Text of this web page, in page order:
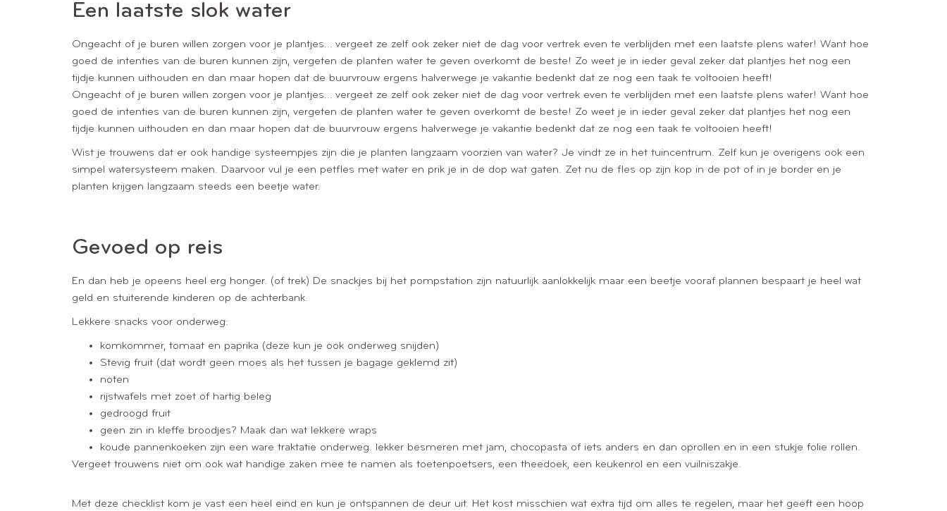
Een laatste slok water
Ongeacht of je buren willen zorgen voor je plantjes… vergeet ze zelf ook zeker niet de dag voor vertrek even te verblijden met een laatste plens water! Want hoe
goed de intenties van de buren kunnen zijn, vergeten de planten water te geven overkomt de beste! Zo weet je in ieder geval zeker dat plantjes het nog een
tijdje kunnen uithouden en dan maar hopen dat de buurvrouw ergens halverwege je vakantie bedenkt dat ze nog een taak te voltooien heeft!
Ongeacht of je buren willen zorgen voor je plantjes… vergeet ze zelf ook zeker niet de dag voor vertrek even te verblijden met een laatste plens water! Want hoe
goed de intenties van de buren kunnen zijn, vergeten de planten water te geven overkomt de beste! Zo weet je in ieder geval zeker dat plantjes het nog een
tijdje kunnen uithouden en dan maar hopen dat de buurvrouw ergens halverwege je vakantie bedenkt dat ze nog een taak te voltooien heeft!
Wist je trouwens dat er ook handige systeempjes zijn die je planten langzaam voorzien van water? Je vindt ze in het tuincentrum. Zelf kun je overigens ook een
simpel watersysteem maken. Daarvoor vul je een petfles met water en prik je in de dop wat gaten. Zet nu de fles op zijn kop in de pot of in je border en je
planten krijgen langzaam steeds een beetje water.
Gevoed op reis
En dan heb je opeens heel erg honger. (of trek) De snackjes bij het pompstation zijn natuurlijk aanlokkelijk maar een beetje vooraf plannen bespaart je heel wat
geld en stuiterende kinderen op de achterbank.
Lekkere snacks voor onderweg:
komkommer, tomaat en paprika (deze kun je ook onderweg snijden)
Stevig fruit (dat wordt geen moes als het tussen je bagage geklemd zit)
noten
rijstwafels met zoet of hartig beleg
gedroogd fruit
geen zin in kleffe broodjes? Maak dan wat lekkere wraps
koude pannenkoeken zijn een ware traktatie onderweg. lekker besmeren met jam, chocopasta of iets anders en dan oprollen en in een stukje folie rollen.
Vergeet trouwens niet om ook wat handige zaken mee te namen als toetenpoetsers, een theedoek, een keukenrol en een vuilniszakje.
Met deze checklist kom je vast een heel eind en kun je ontspannen de deur uit. Het kost misschien wat extra tijd om alles te regelen, maar het geeft een hoop